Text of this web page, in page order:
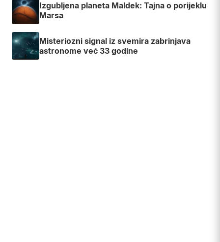
Izgubljena planeta Maldek: Tajna o porijeklu
Marsa
Misteriozni signal iz svemira zabrinjava
astronome već 33 godine